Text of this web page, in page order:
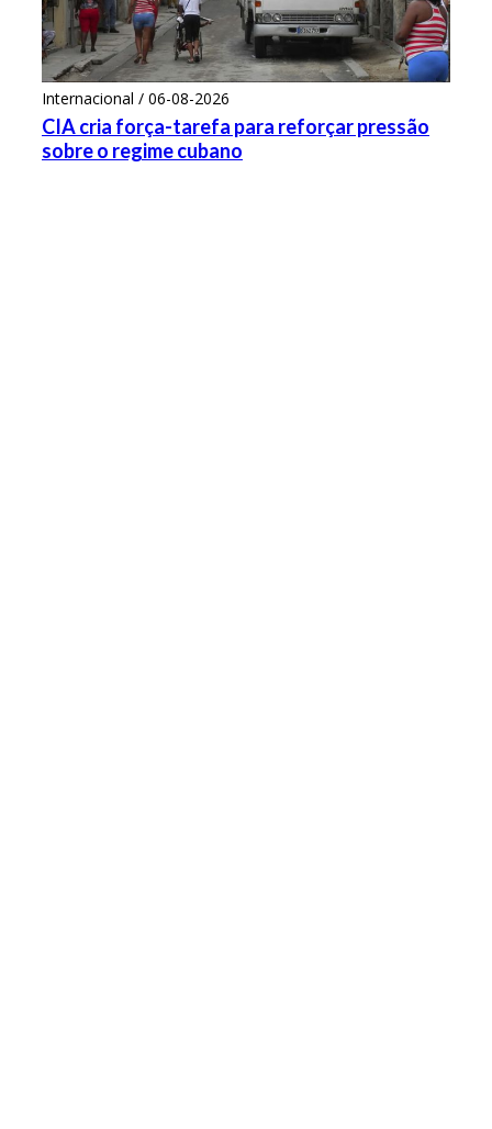
Internacional / 06-08-2026
CIA cria força-tarefa para reforçar pressão
sobre o regime cubano